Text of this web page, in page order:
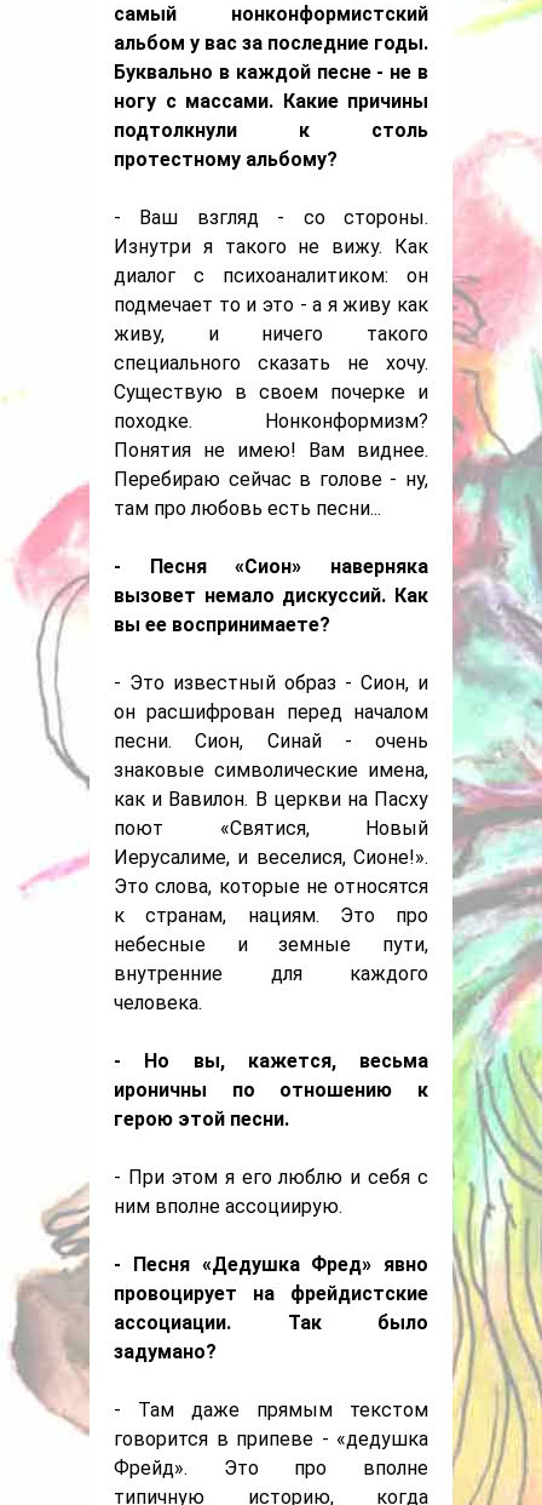
самый нонконформистский
альбом у вас за последние годы.
Буквально в каждой песне - не в
ногу с массами. Какие причины
подтолкнули к столь
протестному альбому?
- Ваш взгляд - со стороны.
Изнутри я такого не вижу. Как
диалог с психоаналитиком: он
подмечает то и это - а я живу как
живу, и ничего такого
специального сказать не хочу.
Существую в своем почерке и
походке. Нонконформизм?
Понятия не имею! Вам виднее.
Перебираю сейчас в голове - ну,
там про любовь есть песни...
- Песня «Сион» наверняка
вызовет немало дискуссий. Как
вы ее воспринимаете?
- Это известный образ - Сион, и
он расшифрован перед началом
песни. Сион, Синай - очень
знаковые символические имена,
как и Вавилон. В церкви на Пасху
поют «Святися, Новый
Иерусалиме, и веселися, Сионе!».
Это слова, которые не относятся
к странам, нациям. Это про
небесные и земные пути,
внутренние для каждого
человека.
- Но вы, кажется, весьма
ироничны по отношению к
герою этой песни.
- При этом я его люблю и себя с
ним вполне ассоциирую.
- Песня «Дедушка Фред» явно
провоцирует на фрейдистские
ассоциации. Так было
задумано?
- Там даже прямым текстом
говорится в припеве - «дедушка
Фрейд». Это про вполне
типичную историю, когда